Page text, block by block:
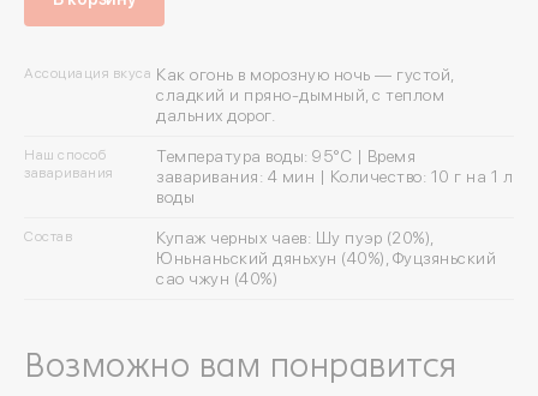
Ассоциация вкуса Как огонь в морозную ночь — густой,
сладкий и пряно-дымный, с теплом
дальних дорог.
Наш способ
заваривания
Температура воды: 95°C | Время
заваривания: 4 мин | Количество: 10 г на 1 л
воды
Состав
Купаж черных чаев: Шу пуэр (20%),
Юньнаньский дяньхун (40%), Фуцзяньский
сао чжун (40%)
Возможно вам понравится